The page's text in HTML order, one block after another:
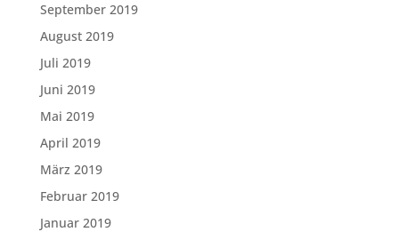
September 2019
August 2019
Juli 2019
Juni 2019
Mai 2019
April 2019
März 2019
Februar 2019
Januar 2019